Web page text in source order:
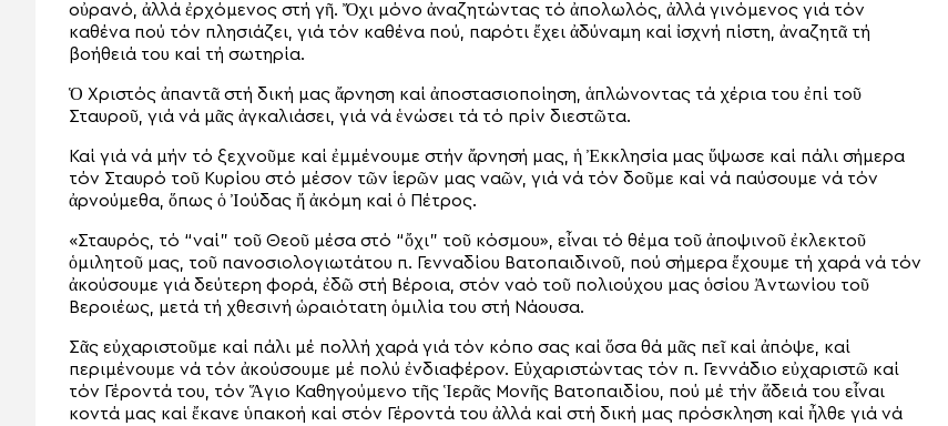
οὐρανό, ἀλλά ἐρχόμενος στή γῆ. Ὄχι μόνο ἀναζητώντας τό ἀπολωλός, ἀλλά γινόμενος γιά τόν
καθένα πού τόν πλησιάζει, γιά τόν καθένα πού, παρότι ἔχει ἀδύναμη καί ἰσχνή πίστη, ἀναζητᾶ τή
βοήθειά του καί τή σωτηρία.
Ὁ Χριστός ἀπαντᾶ στή δική μας ἄρνηση καί ἀποστασιοποίηση, ἁπλώνοντας τά χέρια του ἐπί τοῦ
Σταυροῦ, γιά νά μᾶς ἀγκαλιάσει, γιά νά ἑνώσει τά τό πρίν διεστῶτα.
Καί γιά νά μήν τό ξεχνοῦμε καί ἐμμένουμε στήν ἄρνησή μας, ἡ Ἐκκλησία μας ὕψωσε καί πάλι σήμερα
τόν Σταυρό τοῦ Κυρίου στό μέσον τῶν ἱερῶν μας ναῶν, γιά νά τόν δοῦμε καί νά παύσουμε νά τόν
ἀρνούμεθα, ὅπως ὁ Ἰούδας ἤ ἀκόμη καί ὁ Πέτρος.
«Σταυρός, τό “ναί” τοῦ Θεοῦ μέσα στό “ὄχι” τοῦ κόσμου», εἶναι τό θέμα τοῦ ἀποψινοῦ ἐκλεκτοῦ
ὁμιλητοῦ μας, τοῦ πανοσιολογιωτάτου π. Γενναδίου Βατοπαιδινοῦ, πού σήμερα ἔχουμε τή χαρά νά τόν
ἀκούσουμε γιά δεύτερη φορά, ἐδῶ στή Βέροια, στόν ναό τοῦ πολιούχου μας ὁσίου Ἀντωνίου τοῦ
Βεροιέως, μετά τή χθεσινή ὡραιότατη ὁμιλία του στή Νάουσα.
Σᾶς εὐχαριστοῦμε καί πάλι μέ πολλή χαρά γιά τόν κόπο σας καί ὅσα θά μᾶς πεῖ καί ἀπόψε, καί
περιμένουμε νά τόν ἀκούσουμε μέ πολύ ἐνδιαφέρον. Εὐχαριστώντας τόν π. Γεννάδιο εὐχαριστῶ καί
τόν Γέροντά του, τόν Ἅγιο Καθηγούμενο τῆς Ἱερᾶς Μονῆς Βατοπαιδίου, πού μέ τήν ἄδειά του εἶναι
κοντά μας καί ἔκανε ὑπακοή καί στόν Γέροντά του ἀλλά καί στή δική μας πρόσκληση καί ἦλθε γιά νά